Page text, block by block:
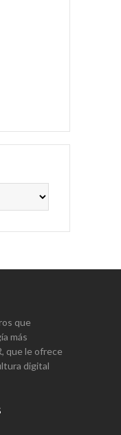
que
más
que le ofrece
digital